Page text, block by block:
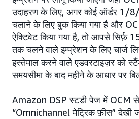
उदाहरण के लिए, अगर कोई ऑर्डर
चलाने के लिए बुक किया गया है और
ऐक्टिवेट किया गया है, तो आपसे
तक चलने वाले इम्प्रेशन के लिए चार्ज
इस्तेमाल करने वाले एडवरटाइज़र को
समयसीमा के बाद महीने के आधार पर
Amazon DSP स्टडी पेज में OCM
“Omnichannel मेट्रिक फ़ीस” देखी